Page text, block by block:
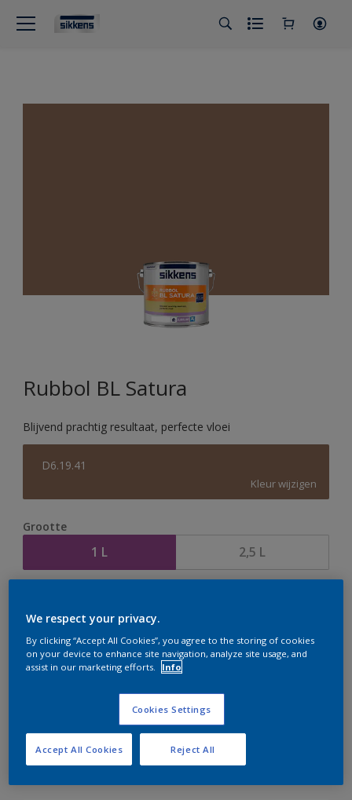
Rubbol BL Satura
Blijvend prachtig resultaat, perfecte vloei
D6.19.41
Kleur wijzigen
Grootte
1 L 2,5 L
er hard aan om de voorraad aan te vullen.
We respect your privacy.
By clicking “Accept All Cookies”, you agree to the storing of cookies
on your device to enhance site navigation, analyze site usage, and
assist in our marketing efforts.
Info
Cookies Settings
Reject All
Accept All Cookies